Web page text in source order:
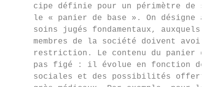
cipe définie pour un périmètre de
le « panier de base ». On désigne
soins jugés fondamentaux, auxquels
membres de la société doivent avoir
restriction. Le contenu du panier de
pas figé : il évolue en fonction des
sociales et des possibilités